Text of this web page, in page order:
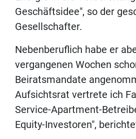
Geschäftsidee", so der
Gesellschafter.
Nebenberuflich habe er
vergangenen Wochen
Beiratsmandate
Aufsichtsrat vertrete ich
Service-Apartment-
Equity-Investoren",